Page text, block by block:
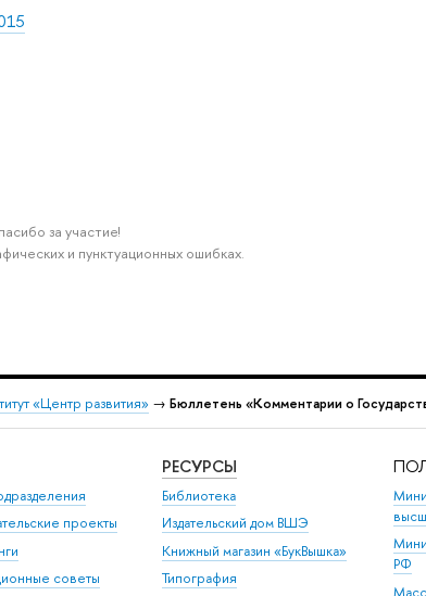
за участие!
и пунктуационных ошибках.
«Центр развития» → Бюллетень «Комментарии о
проекты
советы
РЕСУРСЫ
Библиотека
Издательский дом ВШЭ
Книжный магазин «БукВышка»
Типография
РФ